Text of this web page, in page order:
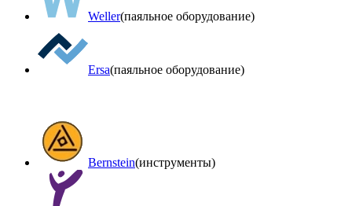
Weller(паяльное оборудование)
Ersa(паяльное оборудование)
Bernstein(инструменты)